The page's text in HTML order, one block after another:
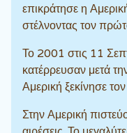
επικράτησε η
στέλνοντας τον
Το 2001 στις 11
κατέρρευσαν μετά
Αμερική ξεκίνησε
Στην Αμερική